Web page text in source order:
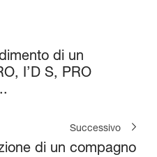
di un
I’D S, PRO
Successivo
di un compagno